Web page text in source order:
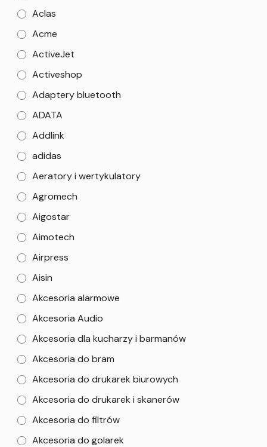
Aclas
Acme
ActiveJet
Activeshop
Adaptery bluetooth
ADATA
Addlink
adidas
Aeratory i wertykulatory
Agromech
Aigostar
Aimotech
Airpress
Aisin
Akcesoria alarmowe
Akcesoria Audio
Akcesoria dla kucharzy i barmanów
Akcesoria do bram
Akcesoria do drukarek biurowych
Akcesoria do drukarek i skanerów
Akcesoria do filtrów
Akcesoria do golarek